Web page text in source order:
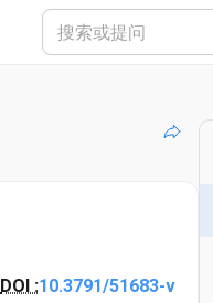
DOI :10.3791/51683-v